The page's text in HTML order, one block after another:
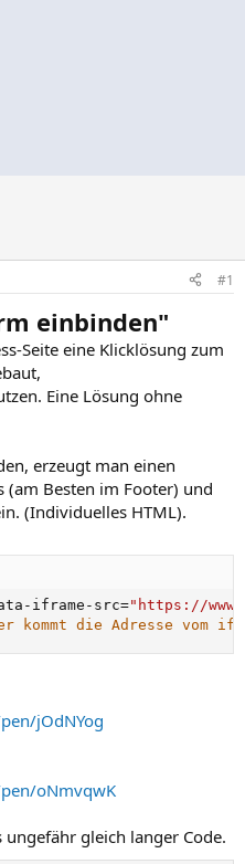
#1
einbinden"
Seite eine Klicklösung zum
Eine Lösung ohne
erzeugt man einen
(am Besten im Footer) und
(Individuelles HTML).
- iframe - src="https://
die Adresse vom
jOdNYog
oNmvqwK
gleich langer Code.